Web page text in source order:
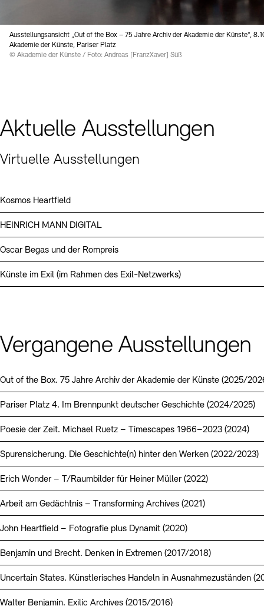
Nachhaltigkeit Kontakt
Ausstellungsansicht „Out of the Box – 75 Jahre Archiv der Akademie der Künste“,
Akademie der Künste, Pariser Platz
© Akademie der Künste / Foto: Andreas [FranzXaver] Süß
Aktuelle Ausstellungen
Virtuelle Ausstellungen
Kosmos Heartfield
HEINRICH MANN DIGITAL
Oscar Begas und der Rompreis
Künste im Exil (im Rahmen des Exil-Netzwerks)
Vergangene Ausstellungen
Out of the Box. 75 Jahre Archiv der Akademie der Künste (2025/
Pariser Platz 4. Im Brennpunkt deutscher Geschichte (2024/2025)
Poesie der Zeit. Michael Ruetz – Timescapes 1966–2023 (2024)
Spurensicherung. Die Geschichte(n) hinter den Werken (2022/2023)
Erich Wonder – T/Raumbilder für Heiner Müller (2022)
Arbeit am Gedächtnis – Transforming Archives (2021)
John Heartfield – Fotografie plus Dynamit (2020)
Benjamin und Brecht. Denken in Extremen (2017/2018)
Uncertain States. Künstlerisches Handeln in Ausnahmezuständen
Walter Benjamin. Exilic Archives (2015/2016)